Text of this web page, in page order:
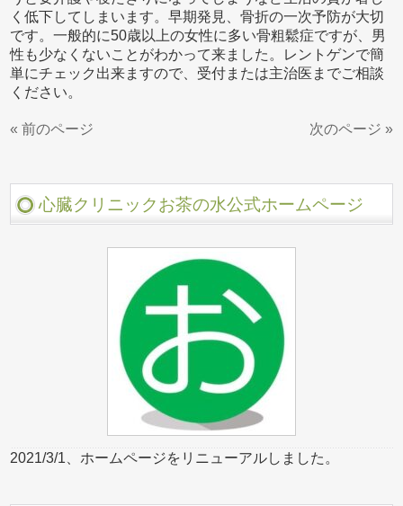
く低下してしまいます。早期発見、骨折の一次予防が大切
です。一般的に50歳以上の女性に多い骨粗鬆症ですが、男
性も少なくないことがわかって来ました。レントゲンで簡
単にチェック出来ますので、受付または主治医までご相談
ください。
« 前のページ 次のページ »
心臓クリニックお茶の水公式ホームページ
2021/3/1、ホームページをリニューアルしました。